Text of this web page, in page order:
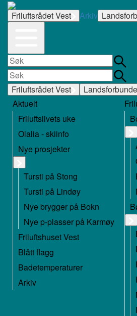
Friluftsrådet Vest Arkiv
Friluftsrådet Vest
Aktuelt
Friluftslivets uke
Olalia - skiinfo
Nye prosjekter
Tursti på Stong
Tursti på Lindøy
Nye brygger på Bokn
Nye p-plasser på Karmøy
Friluftshuset Vest
Blått flagg
Badetemperaturer
Arkiv